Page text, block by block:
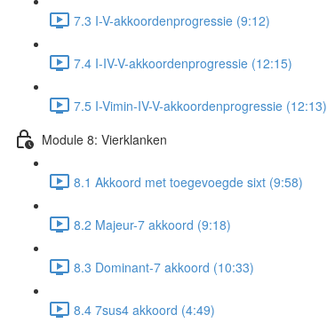
7.3 I-V-akkoordenprogressie (9:12)
7.4 I-IV-V-akkoordenprogressie (12:15)
7.5 I-Vimin-IV-V-akkoordenprogressie (12:13)
Module 8: Vierklanken
8.1 Akkoord met toegevoegde sixt (9:58)
8.2 Majeur-7 akkoord (9:18)
8.3 Dominant-7 akkoord (10:33)
8.4 7sus4 akkoord (4:49)